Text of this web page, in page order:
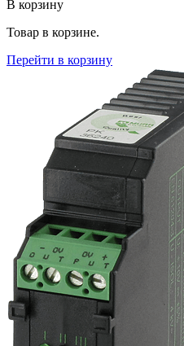
В корзину
Товар в корзине.
Перейти в корзину